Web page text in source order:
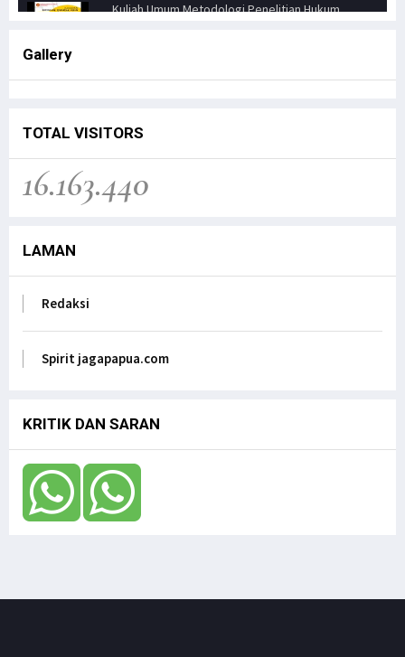
Kuliah Umum Metodologi Penelitian Hukum
Jagapapua TV
Kunjungan Kerja Anggota DPD RI, Filep
Wamafma, ke Manokwari Selatan, Fokus pada
Sarana Pendidikan.
ASN, Ungkap DR. Filep Wamafma pada Mendagri
di DPD RI
Gallery
TOTAL VISITORS
16.163.440
LAMAN
Redaksi
Spirit jagapapua.com
KRITIK DAN SARAN